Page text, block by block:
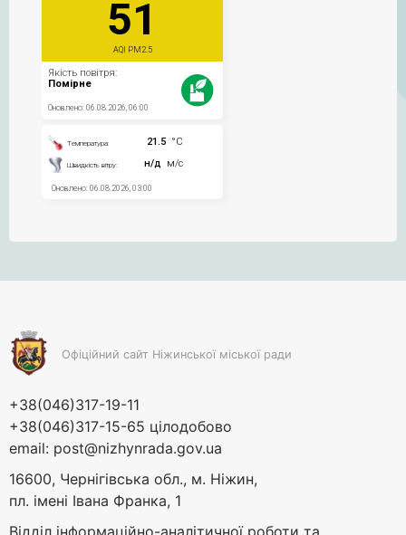
Офіційний сайт Ніжинської міської ради
+38(046)317-19-11
+38(046)317-15-65 цілодобово
email: post@nizhynrada.gov.ua
16600, Чернігівська обл., м. Ніжин,
пл. імені Івана Франка, 1
Відділ інформаційно-аналітичної роботи та